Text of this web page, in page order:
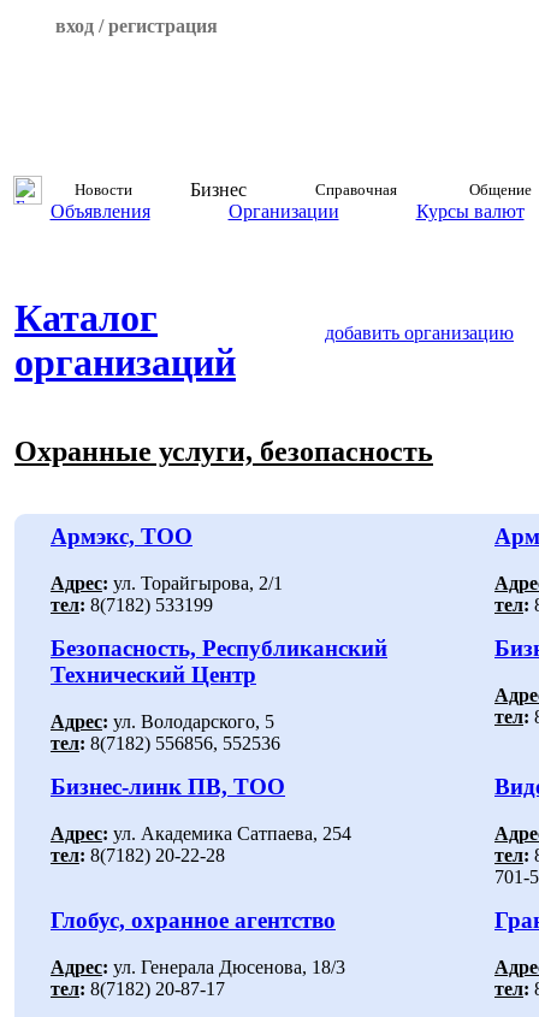
вход / регистрация
Новости Бизнес Справочная Общение
Объявления Организации Курсы валют
Каталог
организаций
добавить организацию
Охранные услуги, безопасность
Армэкс, ТОО
Адрес: ул. Торайгырова, 2/1
тел: 8(7182) 533199
тел:
Безопасность, Республиканский
Технический Центр
Адрес: ул. Володарского, 5
тел: 8(7182) 556856, 552536
тел:
Бизнес-линк ПВ, ТОО
Адрес: ул. Академика Сатпаева, 254
тел: 8(7182) 20-22-28
тел:
701-
Глобус, охранное агентство
Адрес: ул. Генерала Дюсенова, 18/3
тел: 8(7182) 20-87-17
тел: